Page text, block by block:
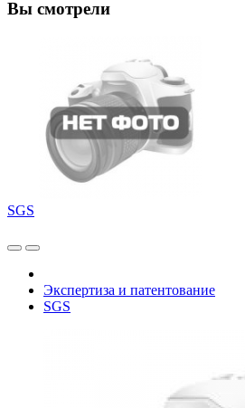
Вы смотрели
SGS
Экспертиза и патентование
SGS